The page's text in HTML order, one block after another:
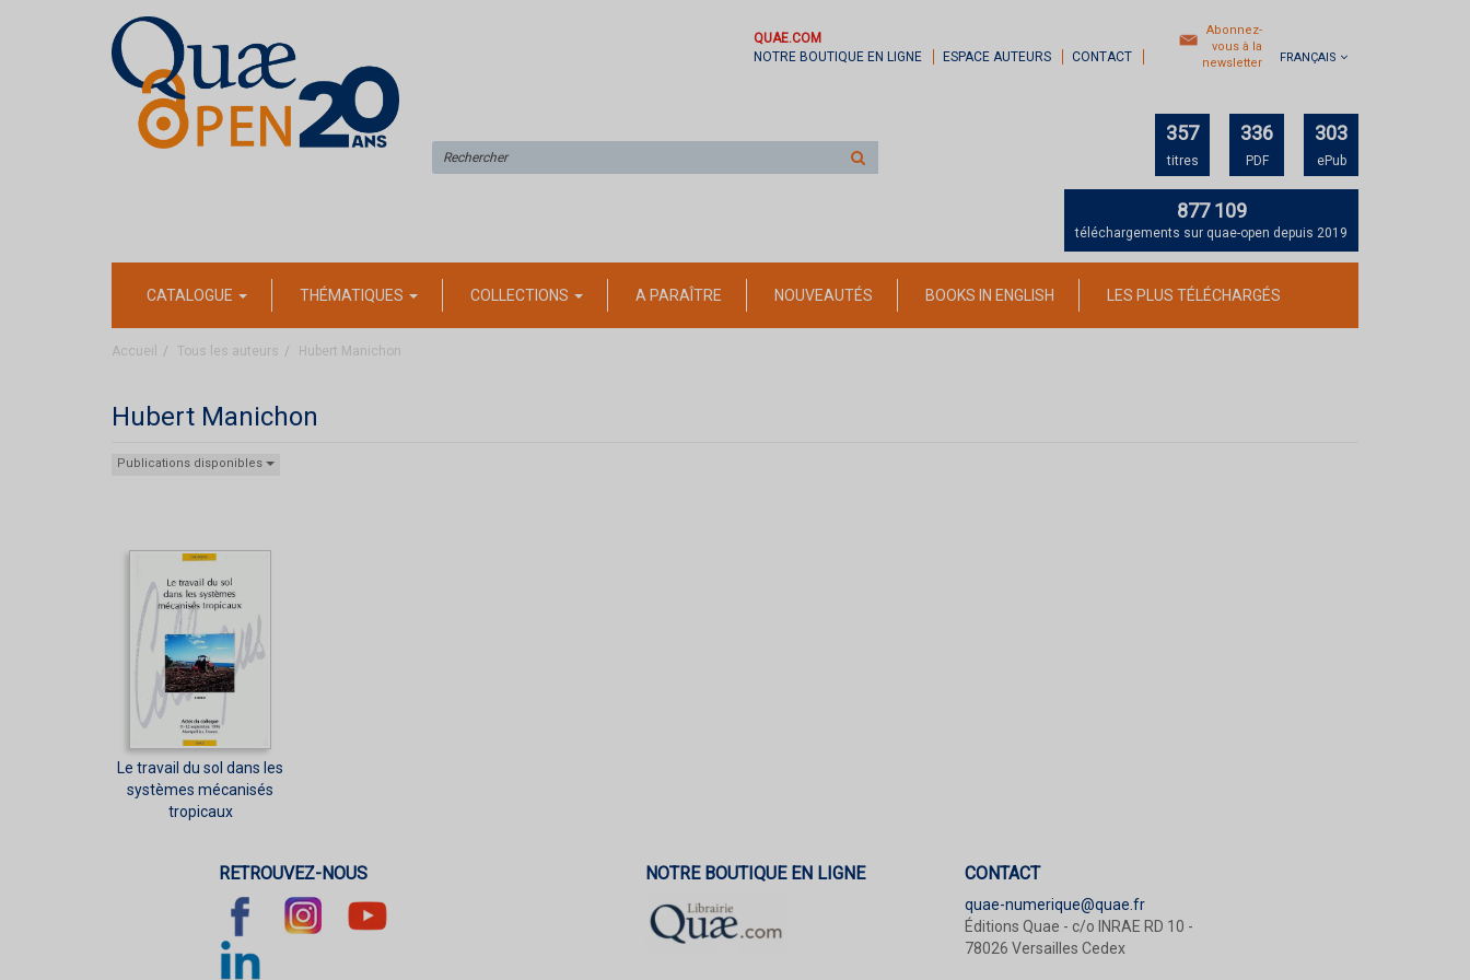
QUAE.COM
NOTRE BOUTIQUE EN LIGNE
ESPACE AUTEURS CONTACT
Abonnez-
vous à la
newsletter
FRANÇAIS
sur
357
titres
336
PDF
303
ePub
877 109
téléchargements sur quae-open depuis 2019
CATALOGUE THÉMATIQUES COLLECTIONS A PARAÎTRE NOUVEAUTÉS BOOKS IN ENGLISH LES PLUS TÉLÉCHARGÉS
Accueil Tous les auteurs Hubert Manichon
Hubert Manichon
Publications disponibles
Le travail du sol dans les
systèmes mécanisés
tropicaux
RETROUVEZ-NOUS NOTRE BOUTIQUE EN LIGNE CONTACT
quae-numerique@quae.fr
Éditions Quae - c/o INRAE RD 10 -
78026 Versailles Cedex